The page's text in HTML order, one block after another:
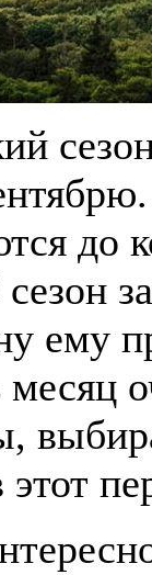
до
ему
месяц